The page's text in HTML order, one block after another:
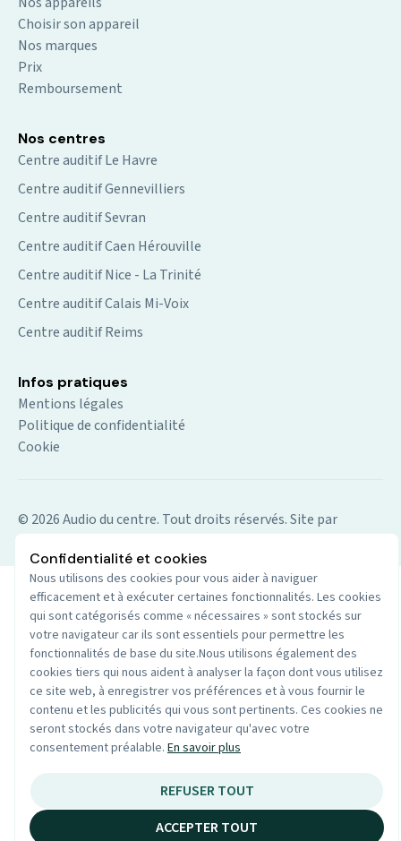
Confidentialité et cookies
Nous utilisons des cookies pour vous aider à naviguer
efficacement et à exécuter certaines fonctionnalités. Les cookies
qui sont catégorisés comme « nécessaires » sont stockés sur
votre navigateur car ils sont essentiels pour permettre les
fonctionnalités de base du site.Nous utilisons également des
cookies tiers qui nous aident à analyser la façon dont vous utilisez
ce site web, à enregistrer vos préférences et à vous fournir le
contenu et les publicités qui vous sont pertinents. Ces cookies ne
seront stockés dans votre navigateur qu'avec votre
consentement préalable. En savoir plus
REFUSER TOUT
ACCEPTER TOUT
Choisir son appareil
Nos marques
Prix
Remboursement
Infos pratiques
Mentions légales
Politique de confidentialité
Cookie
Nos centres
Centre auditif Le Havre
Centre auditif Gennevilliers
Centre auditif Sevran
Centre auditif Caen Hérouville
Centre auditif Nice - La Trinité
Centre auditif Calais Mi-Voix
Centre auditif Reims
© 2026 Audio du centre. Tout droits réservés.Site par